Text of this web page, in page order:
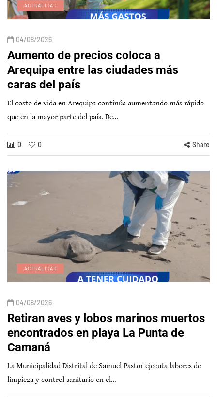
ACTUALIDAD
04/08/2026
Aumento de precios coloca a
Arequipa entre las ciudades más
caras del país
El costo de vida en Arequipa continúa aumentando más rápido
que en la mayor parte del país. De…
0 0 Share
ACTUALIDAD
04/08/2026
Retiran aves y lobos marinos muertos
encontrados en playa La Punta de
Camaná
La Municipalidad Distrital de Samuel Pastor ejecuta labores de
limpieza y control sanitario en el…